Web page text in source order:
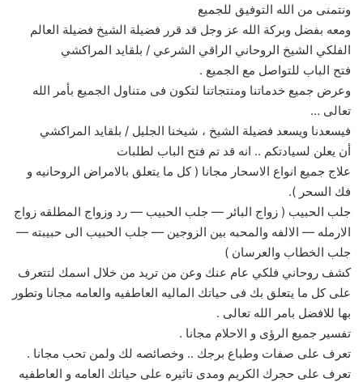
ونتمنى من الله التوفيق للجميع
ومعه بفضل وبركة الله عز وجل قد قرر فضيلة الشيخ فضيلة العالم
الفلكي الشيخ الروحاني الراقي الشرعي / بلقايد المراكشي
فتح الباب للتواصل مع الجميع .
وعرض جميع خدماتنا ومنتجاتنا لتكون فى متناول الجميع بأمر الله
تعالى …
فيسعدنا ويسعد فضيلة الشيخ ، شيخنا الجليل / بلقايد المراكشي
أن يعلن لسيادتكم .. انه قد تم فتح الباب لطلبات
علاج جميع انواع الاسحار مجانا ( كل ما يتعلق بالامراض الروحانيه و
فك السحر ).
جلب الحبيب ( زواج البائر — جلب الحبيب — رد وزواج المطلقه زواج
الارمله — الالفه والمحبه بين الزوجين — جلب الحبيب الى حبيبته —
جلب الخطاب والعرسان )
كشف روحاني فلكي عام عنك وعن من تريد من خلال اسمك لتتعرف
على كل ما يتعلق بك فى حياتك الماليه العاطفيه والعامه مجانا وتطور
بها للافضل بامر الله تعالى .
تفسير جميع الرؤى و الاحلام مجانا .
تعرف على صفات وطباع برجك .. وخصائصه لك ولمن تحب مجانا .
تعرف على حجرك الكريم ومدى تاثيره على حياتك العامه و العاطفيه